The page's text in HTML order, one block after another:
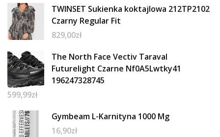
TWINSET Sukienka koktajlowa 212TP2102
Czarny Regular Fit
829,00zł
The North Face Vectiv Taraval
Futurelight Czarne Nf0A5Lwtky41
196247328745
599,99zł
Gymbeam L-Karnityna 1000 Mg
16,90zł